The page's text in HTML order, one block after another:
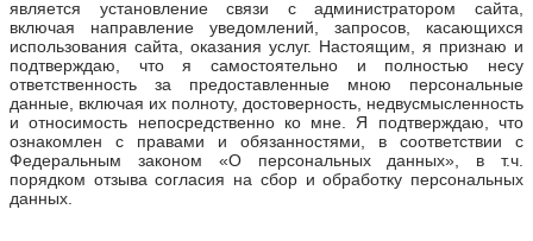
является установление связи с администратором сайта,
включая направление уведомлений, запросов, касающихся
использования сайта, оказания услуг. Настоящим, я признаю и
подтверждаю, что я самостоятельно и полностью несу
ответственность за предоставленные мною персональные
данные, включая их полноту, достоверность, недвусмысленность
и относимость непосредственно ко мне. Я подтверждаю, что
ознакомлен с правами и обязанностями, в соответствии с
Федеральным законом «О персональных данных», в т.ч.
порядком отзыва согласия на сбор и обработку персональных
данных.